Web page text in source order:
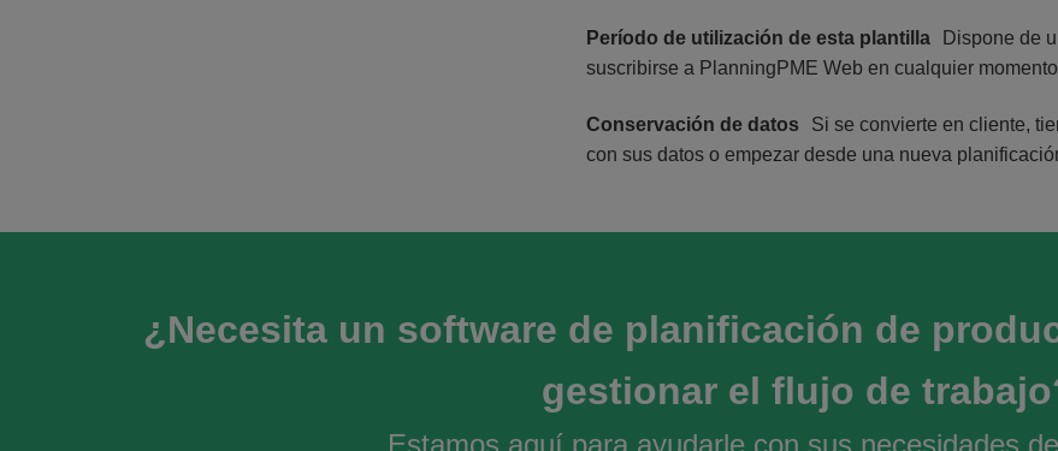
Período de utilización de esta plantilla
Dispone de
suscribirse a PlanningPME Web en cualquier
Conservación de datos
Si se convierte en cliente,
con sus datos o empezar desde una nueva
¿Necesita un software de planificación de
gestionar el flujo de